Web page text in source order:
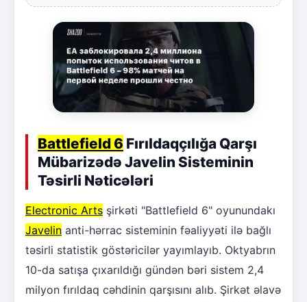
Battlefield 6 Fırıldaqçılığa Qarşı
Mübarizədə Javelin Sisteminin
Təsirli Nəticələri
Electronic Arts şirkəti "Battlefield 6" oyunundakı
Javelin anti-hərrac sisteminin fəaliyyəti ilə bağlı
təsirli statistik göstəricilər yayımlayıb. Oktyabrın
10-da satışa çıxarıldığı gündən bəri sistem 2,4
milyon fırıldaq cəhdinin qarşısını alıb. Şirkət əlavə